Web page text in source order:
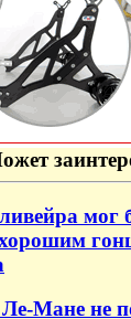
мог
хорошим
Мане не